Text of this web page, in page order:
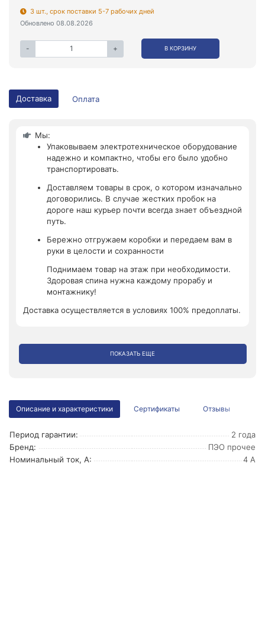
3 шт., срок поставки 5-7 рабочих дней
Обновлено 08.08.2026
- + В КОРЗИНУ
Доставка Оплата
Мы:
Упаковываем электротехническое оборудование
надежно и компактно, чтобы его было удобно
транспортировать.
Доставляем товары в срок, о котором изначально
договорились. В случае жестких пробок на
дороге наш курьер почти всегда знает объездной
путь.
Бережно отгружаем коробки и передаем вам в
руки в целости и сохранности
Поднимаем товар на этаж при необходимости.
Здоровая спина нужна каждому прорабу и
монтажнику!
Доставка осуществляется в условиях 100% предоплаты.
ПОКАЗАТЬ ЕЩЕ
Описание и характеристики Сертификаты Отзывы
Период гарантии:
2 года
Бренд:
ПЭО прочее
Номинальный ток, А:
4 А